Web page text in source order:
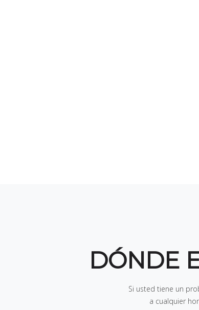
DÓNDE
Si usted tiene un
a cualquier